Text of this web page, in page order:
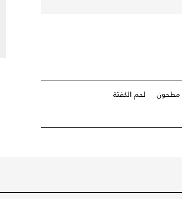
مطحون
لحم الكفتة